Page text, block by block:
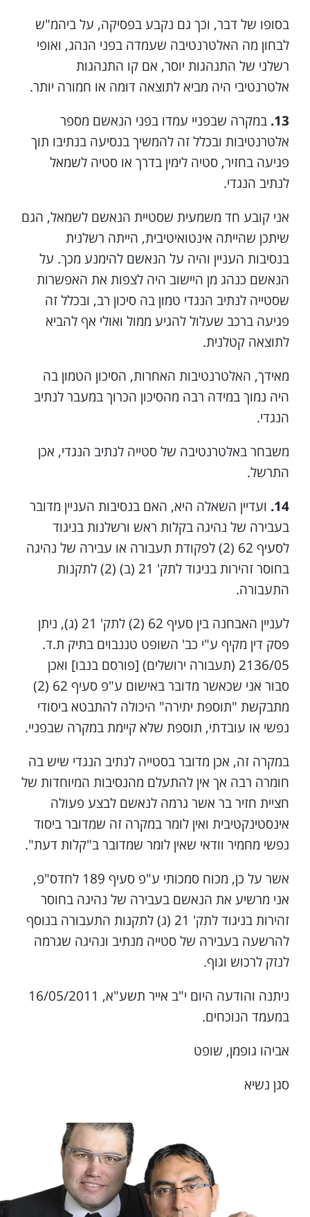
בסופו של דבר, וכך גם נקבע בפסיקה, על ביהמ"ש
לבחון מה האלטרנטיבה שעמדה בפני הנהג, ואופי
רשלני של התנהגות יוסר, אם קו התנהגות
אלטרנטיבי היה מביא לתוצאה דומה או חמורה יותר.
13. במקרה שבפניי עמדו בפני הנאשם מספר
אלטרנטיבות ובכלל זה להמשיך בנסיעה בנתיבו תוך
פגיעה בחזיר, סטיה לימין בדרך או סטיה לשמאל
לנתיב הנגדי.
אני קובע חד משמעית שסטיית הנאשם לשמאל, הגם
שיתכן שהייתה אינטואיטיבית, הייתה רשלנית
בנסיבות העניין והיה על הנאשם להימנע מכך. על
הנאשם כנהג מן היישוב היה לצפות את האפשרות
שסטייה לנתיב הנגדי טמון בה סיכון רב, ובכלל זה
פגיעה ברכב שעלול להגיע ממול ואולי אף להביא
לתוצאה קטלנית.
מאידך, האלטרנטיבות האחרות, הסיכון הטמון בה
היה נמוך במידה רבה מהסיכון הכרוך במעבר לנתיב
הנגדי.
משבחר באלטרנטיבה של סטייה לנתיב הנגדי, אכן
התרשל.
14. ועדיין השאלה היא, האם בנסיבות העניין מדובר
בעבירה של נהיגה בקלות ראש ורשלנות בניגוד
לסעיף 62 (2) לפקודת תעבורה או עבירה של נהיגה
בחוסר זהירות בניגוד לתק' 21 (ב) (2) לתקנות
התעבורה.
לעניין האבחנה בין סעיף 62 (2) לתק' 21 (ג), ניתן
פסק דין מקיף ע"י כב' השופט טננבוים בתיק ת.ד.
2136/05 (תעבורה ירושלים) [פורסם בנבו] ואכן
סבור אני שכאשר מדובר באישום ע"פ סעיף 62 (2)
מתבקשת "תוספת יתירה" היכולה להתבטא ביסודי
נפשי או עובדתי, תוספת שלא קיימת במקרה שבפניי.
במקרה זה, אכן מדובר בסטייה לנתיב הנגדי שיש בה
חומרה רבה אך אין להתעלם מהנסיבות המיוחדות של
חציית חזיר בר אשר גרמה לנאשם לבצע פעולה
אינסטינקטיבית ואין לומר במקרה זה שמדובר ביסוד
נפשי מחמיר וודאי שאין לומר שמדובר ב"קלות דעת".
אשר על כן, מכוח סמכותי ע"פ סעיף 189 לחדס"פ,
אני מרשיע את הנאשם בעבירה של נהיגה בחוסר
זהירות בניגוד לתק' 21 (ג) לתקנות התעבורה בנוסף
להרשעה בעבירה של סטייה מנתיב ונהיגה שגרמה
לנזק לרכוש וגוף.
ניתנה והודעה היום י"ב אייר תשע"א, 16/05/2011
במעמד הנוכחים.
אביהו גופמן, שופט
סגן נשיא